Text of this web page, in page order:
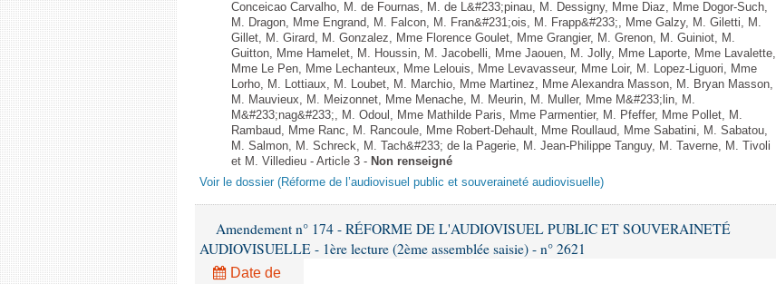
Conceicao Carvalho, M. de Fournas, M. de L&#233;pinau, M. Dessigny, Mme Diaz, Mme Dogor-Such,
M. Dragon, Mme Engrand, M. Falcon, M. Fran&#231;ois, M. Frapp&#233;, Mme Galzy, M. Giletti, M.
Gillet, M. Girard, M. Gonzalez, Mme Florence Goulet, Mme Grangier, M. Grenon, M. Guiniot, M.
Guitton, Mme Hamelet, M. Houssin, M. Jacobelli, Mme Jaouen, M. Jolly, Mme Laporte, Mme Lavalette,
Mme Le Pen, Mme Lechanteux, Mme Lelouis, Mme Levavasseur, Mme Loir, M. Lopez-Liguori, Mme
Lorho, M. Lottiaux, M. Loubet, M. Marchio, Mme Martinez, Mme Alexandra Masson, M. Bryan Masson,
M. Mauvieux, M. Meizonnet, Mme Menache, M. Meurin, M. Muller, Mme M&#233;lin, M.
M&#233;nag&#233;, M. Odoul, Mme Mathilde Paris, Mme Parmentier, M. Pfeffer, Mme Pollet, M.
Rambaud, Mme Ranc, M. Rancoule, Mme Robert-Dehault, Mme Roullaud, Mme Sabatini, M. Sabatou,
M. Salmon, M. Schreck, M. Tach&#233; de la Pagerie, M. Jean-Philippe Tanguy, M. Taverne, M. Tivoli
et M. Villedieu - Article 3 - Non renseigné
Voir le dossier (Réforme de l’audiovisuel public et souveraineté audiovisuelle)
Amendement n° 174 - RÉFORME DE L'AUDIOVISUEL PUBLIC ET SOUVERAINETÉ
AUDIOVISUELLE - 1ère lecture (2ème assemblée saisie) - n° 2621
Date de